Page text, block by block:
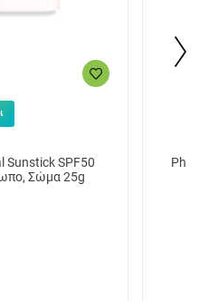
Sunstick SPF50
Σώμα 25g